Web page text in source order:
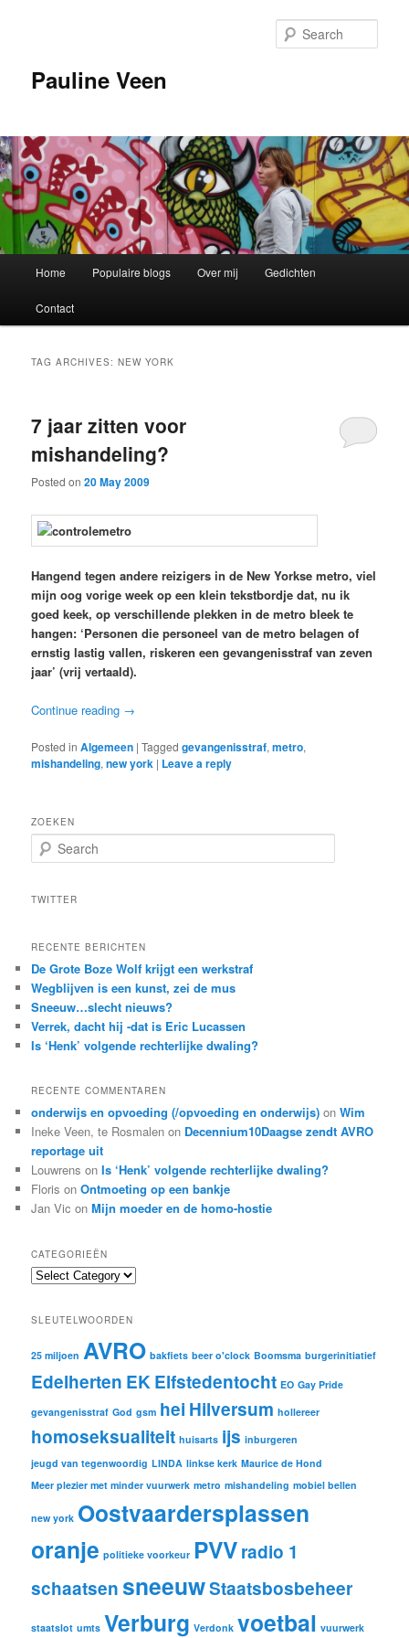
Pauline Veen
Skip
to
Skip
to
Home Populaire blogs Over mij Gedichten
Contact
TAG ARCHIVES:NEW YORK
7 jaar zitten voor
mishandeling?
Posted on20 May 2009
Hangend tegen andere reizigers in de New Yorkse metro, viel
mijn oog vorige week op een klein tekstbordje dat, nu ik
goed keek, op verschillende plekken in de metro bleek te
hangen: ‘Personen die personeel van de metro belagen of
ernstig lastig vallen, riskeren een gevangenisstraf van zeven
jaar’ (vrij vertaald).
Continue reading →
Posted in Algemeen |Tagged gevangenisstraf,metro,
mishandeling,new york | Leave a reply
ZOEKEN
e
rTWITTER
RECENTE BERICHTEN
De Grote Boze Wolf krijgt een werkstraf
Wegblijven is een kunst, zei de mus
Sneeuw…slecht nieuws?
Verrek, dacht hij -dat is Eric Lucassen
Is ‘Henk’ volgende rechterlijke dwaling?
RECENTE COMMENTAREN
onderwijs en opvoeding (/opvoeding en onderwijs) onWim
Ineke Veen, te Rosmalen on Decennium10Daagse zendt AVRO
reportage uit
Louwrens onIs ‘Henk’ volgende rechterlijke dwaling?
Floris onOntmoeting op een bankje
Jan Vic onMijn moeder en de homo-hostie
CATEGORIEËN
C
e
o
r
e
ë
n
SLEUTELWOORDEN
25 miljoen AVRO bakfiets beer o'clock Boomsma burgerinitiatief
Edelherten EKElfstedentocht EO Gay Pride
gevangenisstraf God gsm hei Hilversum hollereer
homoseksualiteit huisarts ijs inburgeren
jeugd van tegenwoordig LINDA linkse kerk Maurice de Hond
Meer plezier met minder vuurwerk metro mishandeling mobiel bellen
new york Oostvaardersplassen
oranje politieke voorkeur PVVradio 1
schaatsensneeuwStaatsbosbeheer
staatslot umts Verburg Verdonk voetbal vuurwerk